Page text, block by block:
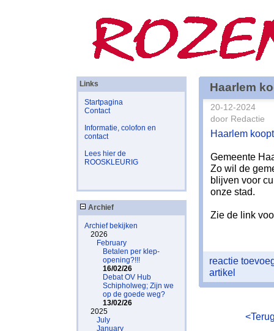
Links
Startpagina
Contact
Informatie, colofon en
contact
Lees hier de
ROOSKLEURIG
Archief
Archief bekijken
2026
February
Betalen per klep-
opening?!!!
16/02/26
Debat OV Hub
Schipholweg; Zijn we
op de goede weg?
13/02/26
2025
July
January
Haarlem
20-12-2024
door Redactie
Haarlem
Gemeente
Zo wil de
blijven voor
onze stad.
Zie de link
reactie
artikel